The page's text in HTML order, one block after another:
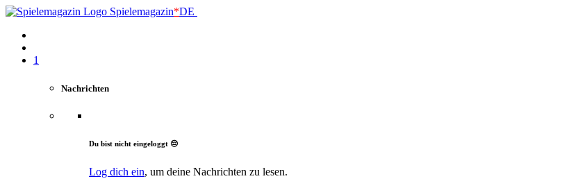
Spielemagazin*DE
1
Nachrichten
Du bist nicht eingeloggt 😔
Log dich ein, um deine Nachrichten zu lesen.